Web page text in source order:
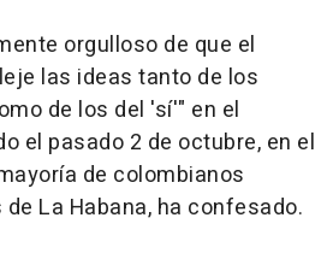
orgulloso de que el
las ideas tanto de los
de los del 'sí'" en el
el pasado 2 de octubre, en el
de colombianos
La Habana, ha confesado.